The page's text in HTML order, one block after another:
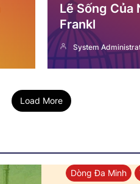
Lẽ Sống Của
Frankl
System
Load More
Dòng Đa Minh